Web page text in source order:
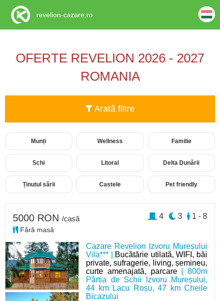
OFERTE REVELION 2026 - 2027
ROMANIA
Arată filtre
Munți Wellness Familie
Schi Litoral Delta Dunării
Ținutul sării Castele Pet friendly
Cazare Revelion Izvoru Mureșului
Vila*** |
Bucătărie utilată, WIFI, băi
private, sufragerie, living, șemineu,
curte amenajată, parcare| 800m
Pârtia de Schii Izvoru Mureșului,
44 km Lacu Roșu, 47 km Cheile
Bicazului
5000 RON /casă
Fără masă
1 - 8
3
4
revelion-cazare.ro